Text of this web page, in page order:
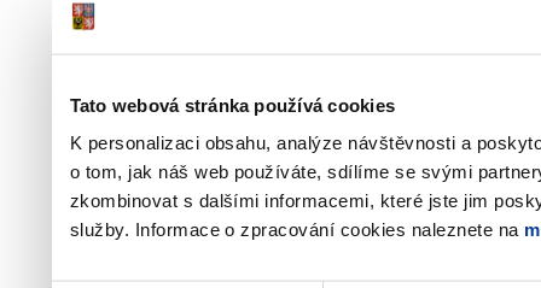
Tato webová stránka používá cookies
K personalizaci obsahu, analýze návštěvnosti a
o tom, jak náš web používáte, sdílíme se svými
zkombinovat s dalšími informacemi, které jste jim
služby. Informace o zpracování cookies naleznete na